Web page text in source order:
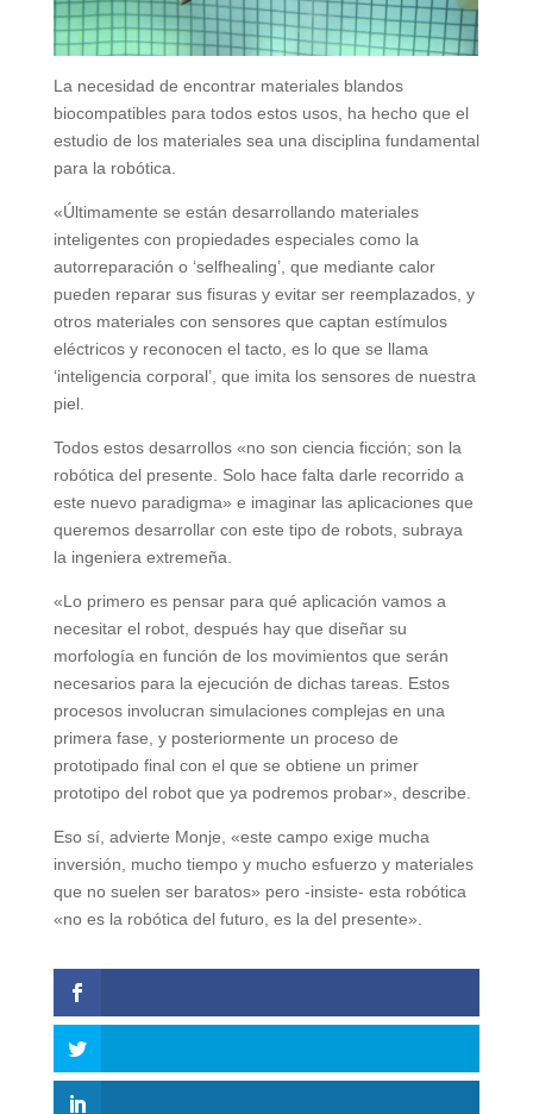
La necesidad de encontrar materiales blandos
biocompatibles para todos estos usos, ha hecho que el
estudio de los materiales sea una disciplina fundamental
para la robótica.
«Últimamente se están desarrollando materiales
inteligentes con propiedades especiales como la
autorreparación o ‘selfhealing’, que mediante calor
pueden reparar sus fisuras y evitar ser reemplazados, y
otros materiales con sensores que captan estímulos
eléctricos y reconocen el tacto, es lo que se llama
‘inteligencia corporal’, que imita los sensores de nuestra
piel.
Todos estos desarrollos «no son ciencia ficción; son la
robótica del presente. Solo hace falta darle recorrido a
este nuevo paradigma» e imaginar las aplicaciones que
queremos desarrollar con este tipo de robots, subraya
la ingeniera extremeña.
«Lo primero es pensar para qué aplicación vamos a
necesitar el robot, después hay que diseñar su
morfología en función de los movimientos que serán
necesarios para la ejecución de dichas tareas. Estos
procesos involucran simulaciones complejas en una
primera fase, y posteriormente un proceso de
prototipado final con el que se obtiene un primer
prototipo del robot que ya podremos probar», describe.
Eso sí, advierte Monje, «este campo exige mucha
inversión, mucho tiempo y mucho esfuerzo y materiales
que no suelen ser baratos» pero -insiste- esta robótica
«no es la robótica del futuro, es la del presente».